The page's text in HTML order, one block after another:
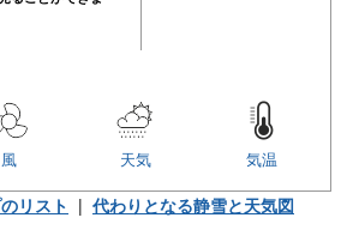
気温
天気
風
リスト | 代わりとなる静雪と天気図